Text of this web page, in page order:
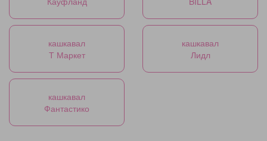
кашкавал
Т Маркет
кашкавал
Лидл
кашкавал
Фантастико